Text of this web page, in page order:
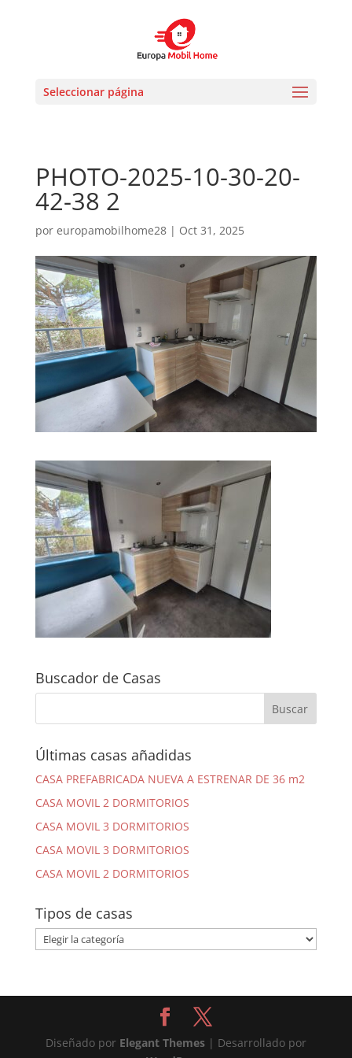
Seleccionar página
PHOTO-2025-10-30-20-
42-38 2
por europamobilhome28| Oct 31, 2025
Buscador de Casas
Últimas casas añadidas
CASA PREFABRICADA NUEVA A ESTRENAR DE 36 m2
CASA MOVIL 2 DORMITORIOS
CASA MOVIL 3 DORMITORIOS
CASA MOVIL 3 DORMITORIOS
CASA MOVIL 2 DORMITORIOS
Tipos de casas
Tipos
de
Diseñado por Elegant Themes| Desarrollado por